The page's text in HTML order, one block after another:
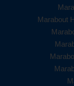
Marabout